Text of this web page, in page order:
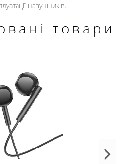
навушників.
товари